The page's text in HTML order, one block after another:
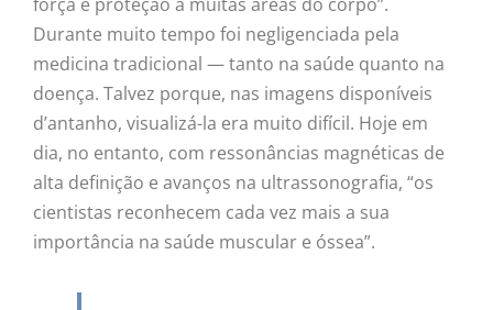
Durante muito tempo foi negligenciada pela
medicina tradicional — tanto na saúde quanto na
doença. Talvez porque, nas imagens disponíveis
d’antanho, visualizá-la era muito difícil. Hoje em
dia, no entanto, com ressonâncias magnéticas de
alta definição e avanços na ultrassonografia, “os
cientistas reconhecem cada vez mais a sua
importância na saúde muscular e óssea”.